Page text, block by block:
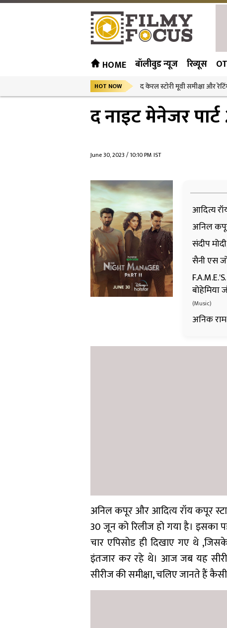
HOME बॉलीवुड न्यूज रिव्यूस
HOT NOW द केरल स्टोरी मूवी समीक्षा और
द नाइट मेनेजर
June 30, 2023 / 10:10 PM IST
आदित्य
अनिल
संदीप
सैनी एस
बोहेमिया
(Music)
अनिक
अनिल कपूर और आदित्य रॉय कपूर
30 जून को रिलीज हो गया है।
चार एपिसोड ही दिखाए गए थे
इंतजार कर रहे थे। आज जब यह
सीरीज की समीक्षा, चलिए जानते हैं